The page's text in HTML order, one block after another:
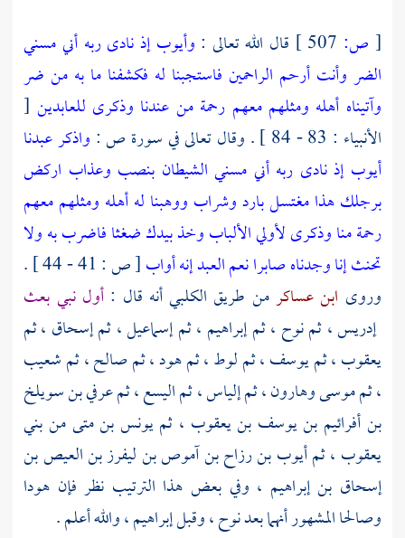
[ ص: قال الله تعالى : وأيوب إذ نادى ربه أني مسني
الضر وأنت أرحم الراحمين فاستجبنا له فكشفنا ما به من ضر
وآتيناه أهله ومثلهم معهم رحمة من عندنا وذكرى للعابدين [
الأنبياء : 83 - 84 ] . وقال تعالى في سورة ص :
واذكر عبدنا
أيوب إذ نادى ربه أني مسني الشيطان بنصب وعذاب اركض
برجلك هذا مغتسل بارد وشراب ووهبنا له أهله ومثلهم معهم
رحمة منا وذكرى لأولي الألباب وخذ بيدك ضغثا فاضرب به ولا
تحنث إنا وجدناه صابرا نعم العبد إنه أواب
[ ص : 41 - 44 ] .
وروى ابن عساكرمن طريق الكلبيأنه قال :أول نبي بعث
إدريس، ثمنوح ، ثمإبراهيم ، ثمإسماعيل، ثمإسحاق ، ثم
يعقوب، ثميوسف، ثملوط، ثمهود، ثمصالح، ثمشعيب
، ثمموسى وهارون، ثمإلياس، ثماليسع، ثمعرفي بن سويلخ
بن أفرائيم بن يوسف بن يعقوب ، ثميونس بن متىمنبني
يعقوب ، ثمأيوب بن رزاح بن آموص بن ليفرز بن العيص بن
إسحاق بن إبراهيم ، وفي بعض هذا الترتيب نظر فإن هودا
وصالحاالمشهور أنهما بعدنوح، وقبلإبراهيم، والله أعلم .